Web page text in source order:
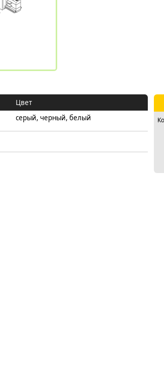
Цвет
серый, черный, белый